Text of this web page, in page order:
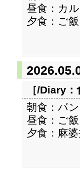
昼食：カ
夕食：ご
［/Diary：
朝食：パ
昼食：ご
夕食：麻